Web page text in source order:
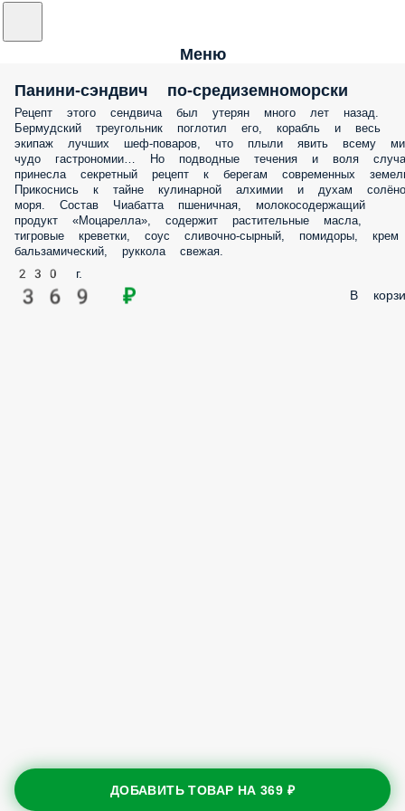
Меню
Панини-сэндвич по-средиземноморски
Рецепт этого сендвича был утерян много лет назад.
Бермудский треугольник поглотил его, корабль и весь
экипаж лучших шеф-поваров, что плыли явить всему
чудо гастрономии… Но подводные течения и воля
принесла секретный рецепт к берегам современных
Прикоснись к тайне кулинарной алхимии и духам
моря. Состав Чиабатта пшеничная, молокосодержащий
продукт «Моцарелла», содержит растительные масла,
тигровые креветки, соус сливочно-сырный, помидоры, крем
бальзамический, руккола свежая.
230 г.
369 ₽ В
ДОБАВИТЬ ТОВАР НА369 ₽